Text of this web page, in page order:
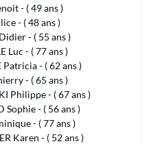
- ( 49 ans )
- ( 48 ans )
- ( 55 ans )
Luc - ( 77 ans )
Patricia - ( 62 ans )
- ( 65 ans )
Philippe - ( 67 ans )
Sophie - ( 56 ans )
- ( 77 ans )
Karen - ( 52 ans )